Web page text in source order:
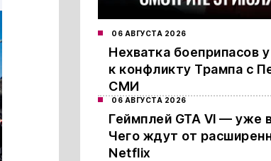
06 АВГУСТА 2026
Нехватка боеприпасов
к конфликту Трампа с
СМИ
06 АВГУСТА 2026
Геймплей GTA VI — уже
Чего ждут от
Netflix